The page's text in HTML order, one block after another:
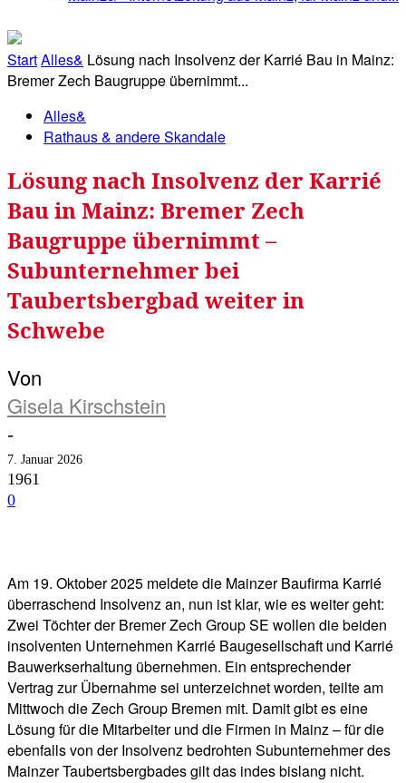
StartAlles& Lösung nach Insolvenz der Karrié Bau in Mainz:
Bremer Zech Baugruppe übernimmt...
Alles&
Rathaus & andere Skandale
Lösung nach Insolvenz der Karrié
Bau in Mainz: Bremer Zech
Baugruppe übernimmt –
Subunternehmer bei
Taubertsbergbad weiter in
Schwebe
Von
Gisela Kirschstein
-
7. Januar 2026
1961
0
Am 19. Oktober 2025 meldete die Mainzer Baufirma Karrié
überraschend Insolvenz an, nun ist klar, wie es weiter geht:
Zwei Töchter der Bremer Zech Group SE wollen die beiden
insolventen Unternehmen Karrié Baugesellschaft und Karrié
Bauwerkserhaltung übernehmen. Ein entsprechender
Vertrag zur Übernahme sei unterzeichnet worden, teilte am
Mittwoch die Zech Group Bremen mit. Damit gibt es eine
Lösung für die Mitarbeiter und die Firmen in Mainz – für die
ebenfalls von der Insolvenz bedrohten Subunternehmer des
Mainzer Taubertsbergbades gilt das indes bislang nicht.